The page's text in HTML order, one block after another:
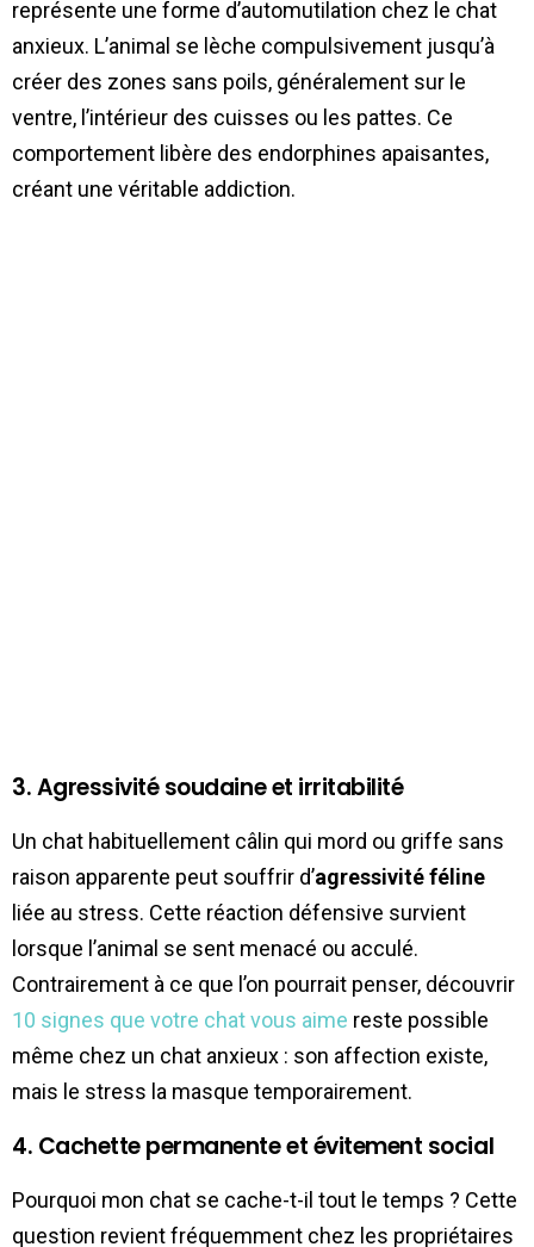
représente une forme d’automutilation chez le chat
anxieux. L’animal se lèche compulsivement jusqu’à
créer des zones sans poils, généralement sur le
ventre, l’intérieur des cuisses ou les pattes. Ce
comportement libère des endorphines apaisantes,
créant une véritable addiction.
3. Agressivité soudaine et irritabilité
Un chat habituellement câlin qui mord ou griffe sans
raison apparente peut souffrir d’agressivité féline
liée au stress. Cette réaction défensive survient
lorsque l’animal se sent menacé ou acculé.
Contrairement à ce que l’on pourrait penser, découvrir
10 signes que votre chat vous aime reste possible
même chez un chat anxieux : son affection existe,
mais le stress la masque temporairement.
4. Cachette permanente et évitement social
Pourquoi mon chat se cache-t-il tout le temps ? Cette
question revient fréquemment chez les propriétaires